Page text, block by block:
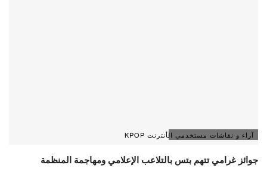
آراء و نقاشات مستخدمي الأنترنت KPOP
جوائز غرامي تتهم بتس بالتلاعب الإعلامي ومهاجمة المنظمة